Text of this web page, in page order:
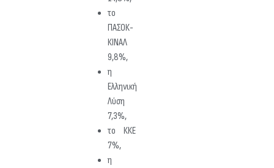
το
ΠΑΣΟΚ-
ΚΙΝΑΛ
9,8%,
η
Ελληνική
Λύση
7,3%,
το ΚΚΕ
7%,
η